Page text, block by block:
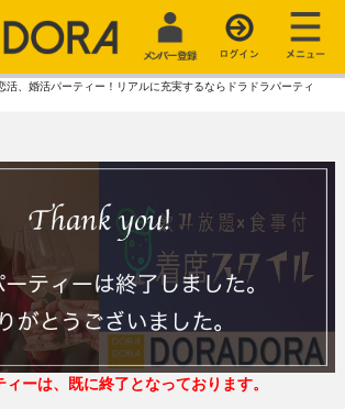
活、婚活パーティー！リアルに充実するならドラドラパーティ
ィーは、既に終了となっております。